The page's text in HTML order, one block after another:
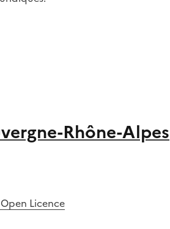
Rhône-Alpes
Licence